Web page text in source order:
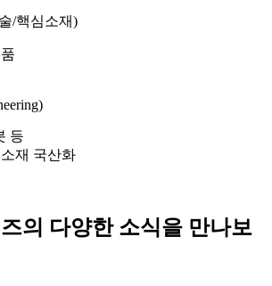
/핵심소재)
등
재 국산화
의 다양한 소식을 만나보